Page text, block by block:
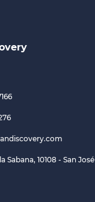
Sabana, 10108 - San José